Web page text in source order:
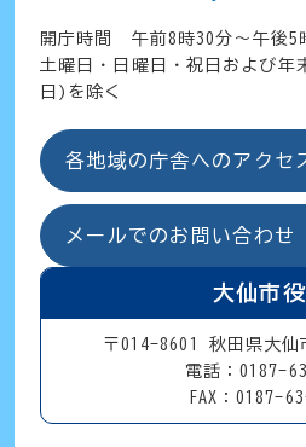
開庁時間 午前8時30分～午後5
土曜日・日曜日・祝日および年
日)を除く
各地域の庁舎へのアクセ
メールでのお問い合わせ
大仙市
〒014-8601 秋田県大仙
電話：0187-
FAX：0187-